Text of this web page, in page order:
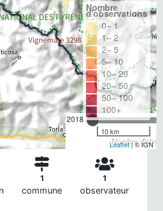
2018
Nombre
Nombre
d'observations
0– 1
1– 2
2– 5
5– 10
10– 20
20– 50
50– 100
100+
10 km
Leaflet| © IGN
1
commune
1
observateur